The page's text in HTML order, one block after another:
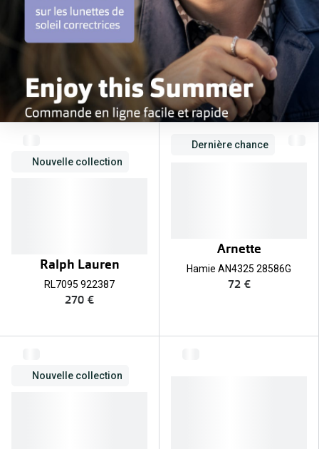
Nouvelle collection
Ralph Lauren
RL7095 922387
270 €
Dernière chance
Arnette
Hamie AN4325 28586G
72 €
Nouvelle collection